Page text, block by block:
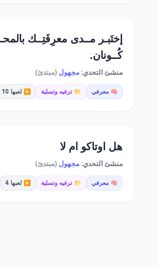
إختَبـر مــدى معرِفَتِــك
كُــونان.
منشئ التحدي:مجهول (مبتدئ)
🧠 معرفي 📁 ترفيه وتسلية ▶️ لعبها 10
هل اوتاكو ام لا
منشئ التحدي:مجهول (مبتدئ)
🧠 معرفي 📁 ترفيه وتسلية ▶️ لعبها 4